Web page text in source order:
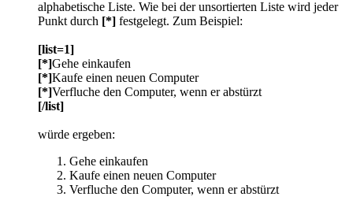
alphabetische Liste. Wie bei der unsortierten Liste wird jeder
Punkt durch [*] festgelegt. Zum Beispiel:
[list=1]
[*]Gehe einkaufen
[*]Kaufe einen neuen Computer
[*]Verfluche den Computer, wenn er abstürzt
[/list]
würde ergeben:
Gehe einkaufen
Kaufe einen neuen Computer
Verfluche den Computer, wenn er abstürzt